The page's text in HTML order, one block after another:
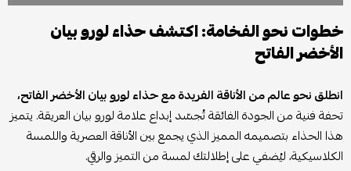
خطوات نحو الفخامة: اكتشف حذاء لورو بيان
الأخضر الفاتح
انطلق نحو عالم من الأناقة الفريدة مع حذاء لورو بيان الأخضر الفاتح،
تحفة فنية من الجودة الفائقة تُجسّد إبداع علامة لورو بيان العريقة. يتميز
هذا الحذاء بتصميمه المميز الذي يجمع بين الأناقة العصرية واللمسة
الكلاسيكية، ليُضفي على إطلالتك لمسة من التميز والرقي.